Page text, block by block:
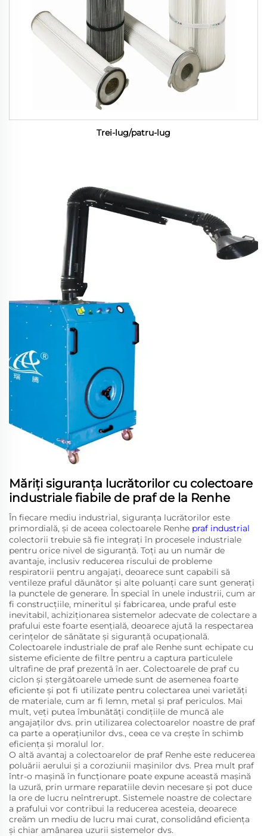
Trei-lug/patru-lug
Măriți siguranța lucrătorilor cu colectoare
industriale fiabile de praf de la Renhe
În fiecare mediu industrial, siguranța lucrătorilor este
primordială, și de aceea colectoarele Renhe praf industrial
colectorii trebuie să fie integrați în procesele industriale
pentru orice nivel de siguranță. Toți au un număr de
avantaje, inclusiv reducerea riscului de probleme
respiratorii pentru angajați, deoarece sunt capabili să
ventileze praful dăunător și alte poluanți care sunt generați
la punctele de generare. În special în unele industrii, cum ar
fi construcțiile, mineritul și fabricarea, unde praful este
inevitabil, achiziționarea sistemelor adecvate de colectare a
prafului este foarte esențială, deoarece ajută la respectarea
cerințelor de sănătate și siguranță ocupațională.
Colectoarele industriale de praf ale Renhe sunt echipate cu
sisteme eficiente de filtre pentru a captura particulele
ultrafine de praf prezentă în aer. Colectoarele de praf cu
ciclon și ștergătoarele umede sunt de asemenea foarte
eficiente și pot fi utilizate pentru colectarea unei varietăți
de materiale, cum ar fi lemn, metal și praf periculos. Mai
mult, veți putea îmbunătăți condițiile de muncă ale
angajaților dvs. prin utilizarea colectoarelor noastre de praf
ca parte a operațiunilor dvs., ceea ce va crește în schimb
eficiența și moralul lor.
O altă avantaj a colectoarelor de praf Renhe este reducerea
poluării aerului și a coroziunii mașinilor dvs. Prea mult praf
într-o mașină în funcționare poate expune această mașină
la uzură, prin urmare reparatiile devin necesare și pot duce
la ore de lucru neîntrerupt. Sistemele noastre de colectare
a prafului vor contribui la reducerea acesteia, deoarece
creăm un mediu de lucru mai curat, consolidând eficiența
și chiar amânarea uzurii sistemelor dvs.